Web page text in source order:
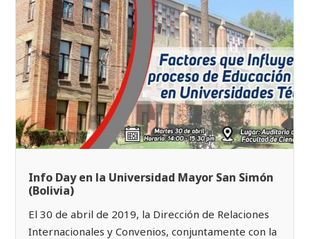
Info Day en la Universidad Mayor San Simón
(Bolivia)
El 30 de abril de 2019, la Dirección de Relaciones
Internacionales y Convenios, conjuntamente con la